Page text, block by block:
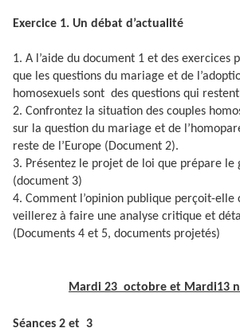
Exercice 1. Un débat d’actualité
1. A l’aide du document 1 et des exercices
que les questions du mariage et de
homosexuels sont des questions qui
2. Confrontez la situation des couples
sur la question du mariage et de
reste de l’Europe (Document 2).
3. Présentez le projet de loi que prépare le
(document 3)
4. Comment l’opinion publique perçoit-elle
veillerez à faire une analyse critique et
(Documents 4 et 5, documents projetés)
Mardi 23 octobre et Mardi13
Séances 2 et 3